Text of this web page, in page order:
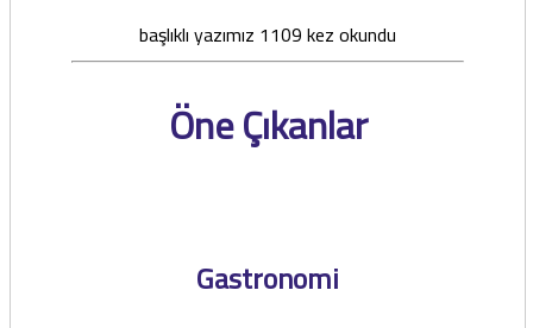
başlıklı yazımız 1109 kez okundu
Öne Çıkanlar
Gastronomi